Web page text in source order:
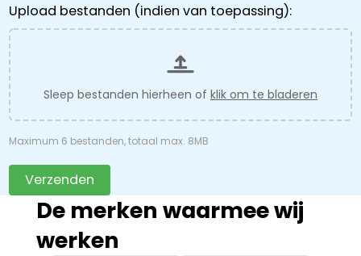
Upload bestanden (indien van toepassing):
Sleep bestanden hierheen of klik om te bladeren
Maximum 6 bestanden, totaal max. 8MB
Verzenden
De merken waarmee wij
werken